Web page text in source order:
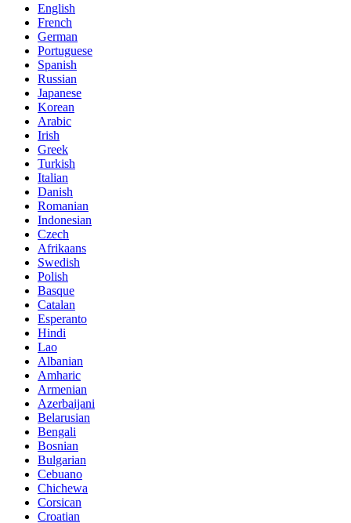
English
French
German
Portuguese
Spanish
Russian
Japanese
Korean
Arabic
Irish
Greek
Turkish
Italian
Danish
Romanian
Indonesian
Czech
Afrikaans
Swedish
Polish
Basque
Catalan
Esperanto
Hindi
Lao
Albanian
Amharic
Armenian
Azerbaijani
Belarusian
Bengali
Bosnian
Bulgarian
Cebuano
Chichewa
Corsican
Croatian